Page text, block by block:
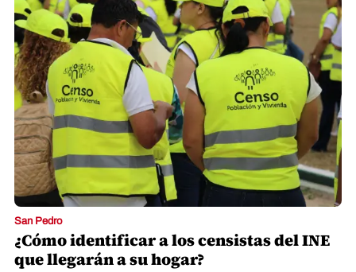
San Pedro
¿Cómo identificar a los censistas del INE
que llegarán a su hogar?